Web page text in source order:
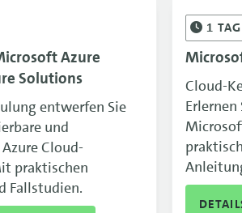
Azure
Solutions
entwerfen Sie
und
Cloud-
praktischen
Fallstudien.
1TAG
Cloud-